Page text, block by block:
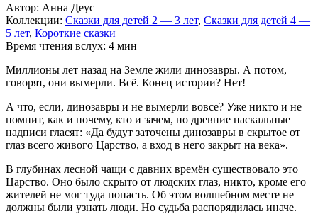
Автор: Анна Деус
Коллекции: Сказки для детей 2 — 3 лет, Сказки для детей 4 —
5 лет, Короткие сказки
Время чтения вслух: 4 мин
Миллионы лет назад на Земле жили динозавры. А потом,
говорят, они вымерли. Всё. Конец истории? Нет!
А что, если, динозавры и не вымерли вовсе? Уже никто и не
помнит, как и почему, кто и зачем, но древние наскальные
надписи гласят: «Да будут заточены динозавры в скрытое от
глаз всего живого Царство, а вход в него закрыт на века».
В глубинах лесной чащи с давних времён существовало это
Царство. Оно было скрыто от людских глаз, никто, кроме его
жителей не мог туда попасть. Об этом волшебном месте не
должны были узнать люди. Но судьба распорядилась иначе.